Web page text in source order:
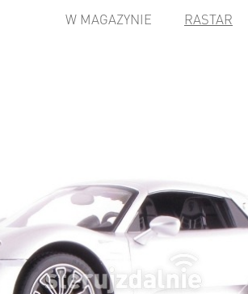
W MAGAZYNIE RASTAR